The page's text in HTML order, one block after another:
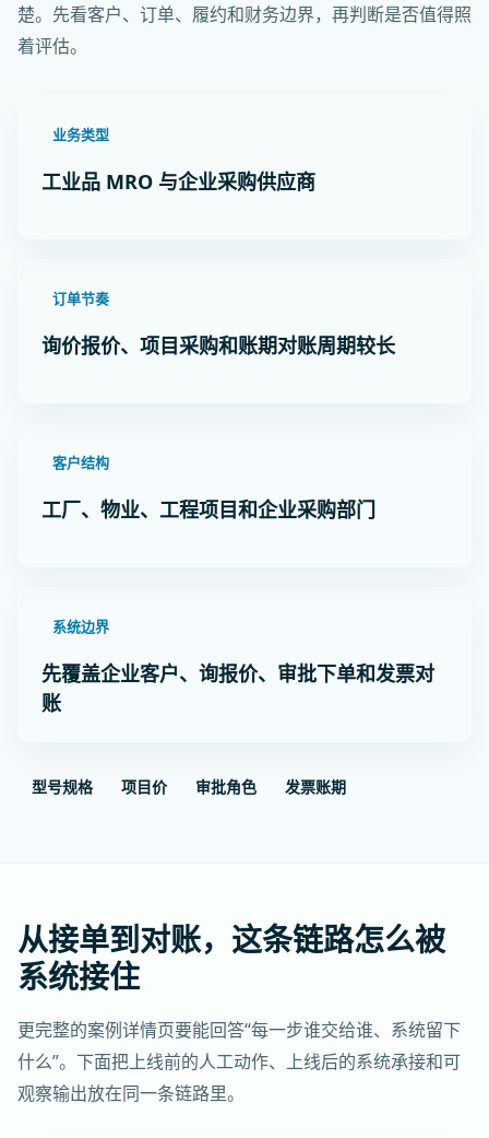
楚。先看客户、订单、履约和财务边界，再判断是否值得照
着评估。
业务类型
工业品 MRO 与企业采购供应商
订单节奏
询价报价、项目采购和账期对账周期较长
客户结构
工厂、物业、工程项目和企业采购部门
系统边界
先覆盖企业客户、询报价、审批下单和发票对
账
型号规格 项目价 审批角色 发票账期
从接单到对账，这条链路怎么被
系统接住
更完整的案例详情页要能回答“每一步谁交给谁、系统留下
什么”。下面把上线前的人工动作、上线后的系统承接和可
观察输出放在同一条链路里。